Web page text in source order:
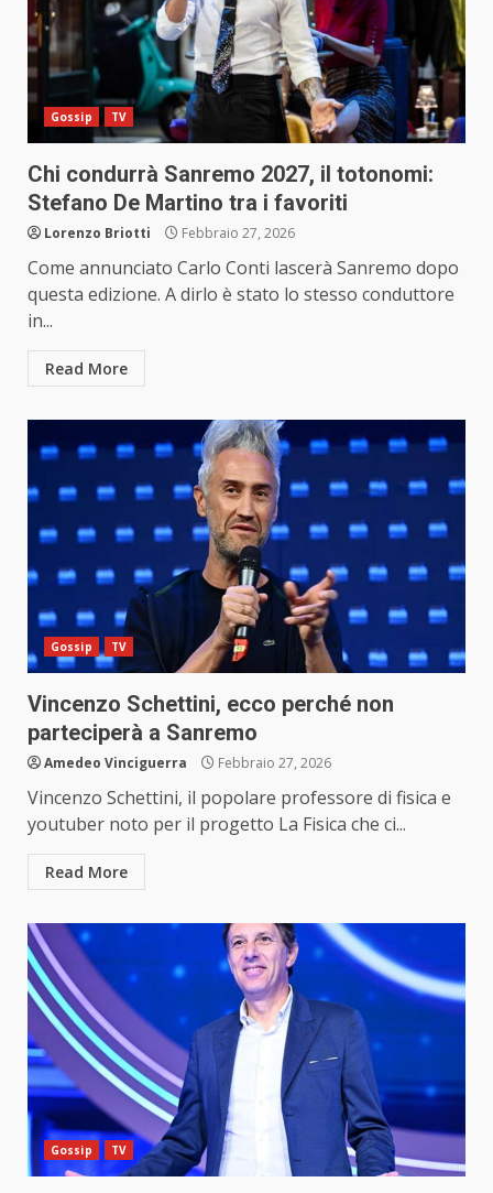
Gossip TV
Chi condurrà Sanremo 2027, il totonomi:
Stefano De Martino tra i favoriti
Lorenzo Briotti Febbraio 27, 2026
Come annunciato Carlo Conti lascerà Sanremo dopo
questa edizione. A dirlo è stato lo stesso conduttore
in...
Read More
Gossip TV
Vincenzo Schettini, ecco perché non
parteciperà a Sanremo
Amedeo Vinciguerra Febbraio 27, 2026
Vincenzo Schettini, il popolare professore di fisica e
youtuber noto per il progetto La Fisica che ci...
Read More
Gossip TV